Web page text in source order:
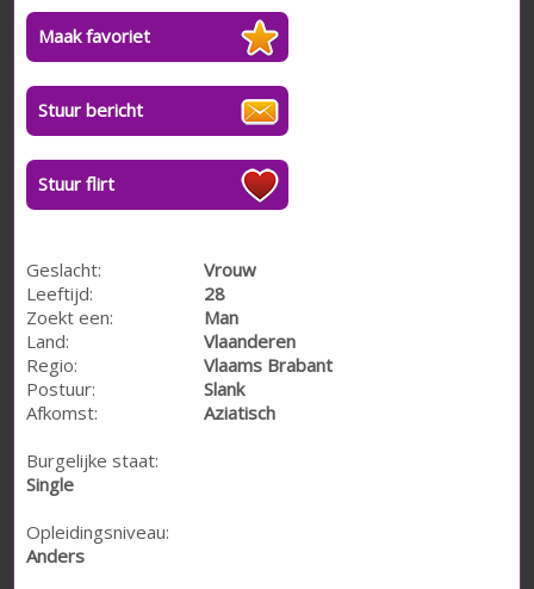
Maak favoriet
Stuur bericht
Stuur flirt
Geslacht:
Vrouw
Leeftijd:
28
Zoekt een:
Man
Land:
Vlaanderen
Regio:
Vlaams Brabant
Postuur:
Slank
Afkomst:
Aziatisch
Burgelijke staat:
Single
Opleidingsniveau:
Anders